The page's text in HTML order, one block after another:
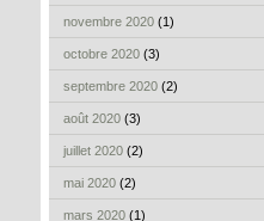
novembre 2020 (1)
octobre 2020 (3)
septembre 2020 (2)
août 2020 (3)
juillet 2020 (2)
mai 2020 (2)
mars 2020 (1)